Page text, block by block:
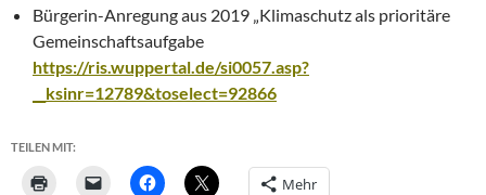
Bürgerin-Anregung aus 2019 „Klimaschutz als prioritäre
Gemeinschaftsaufgabe
https://ris.wuppertal.de/si0057.asp?
__ksinr=12789&toselect=92866
TEILEN MIT:
Mehr